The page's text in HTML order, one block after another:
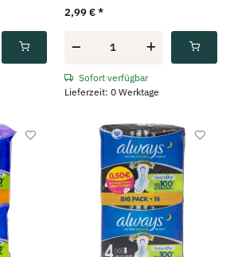
2,99 €*
Sofort verfügbar
Lieferzeit: 0 Werktage